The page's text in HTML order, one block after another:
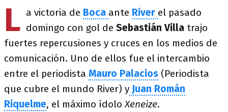
L a victoria de Boca ante River el pasado
domingo con gol de Sebastián Villa trajo
fuertes repercusiones y cruces en los medios de
comunicación. Uno de ellos fue el intercambio
entre el periodista Mauro Palacios (Periodista
que cubre el mundo River) y Juan Román
Riquelme, el máximo ídoloXeneize.